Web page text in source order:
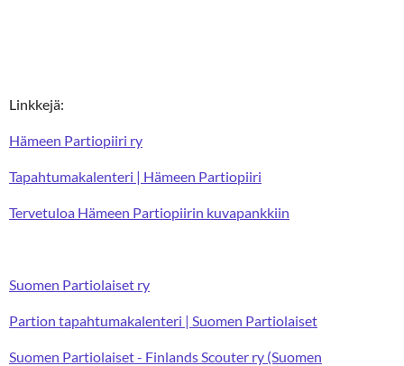
Linkkejä:
Hämeen Partiopiiri ry
Tapahtumakalenteri | Hämeen Partiopiiri
Tervetuloa Hämeen Partiopiirin kuvapankkiin
Suomen Partiolaiset ry
Partion tapahtumakalenteri | Suomen Partiolaiset
Suomen Partiolaiset - Finlands Scouter ry (Suomen